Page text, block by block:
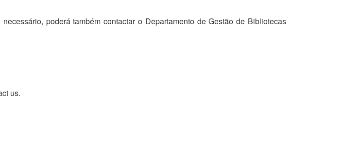
necessário, poderá também contactar o Departamento de Gestão de Bibliotecas
us.